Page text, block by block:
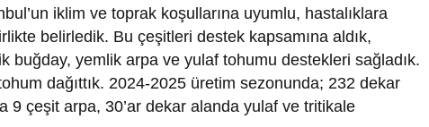
iklim ve toprak koşullarına uyumlu, hastalıklara
belirledik. Bu çeşitleri destek kapsamına aldık,
buğday, yemlik arpa ve yulaf tohumu destekleri sağladık.
dağıttık. 2024-2025 üretim sezonunda; 232 dekar
9 çeşit arpa, 30’ar dekar alanda yulaf ve tritikale